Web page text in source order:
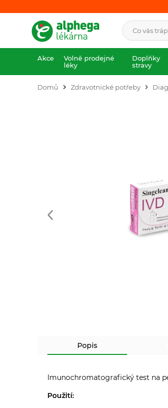
Akce
Volně prodejné
léky
Doplňky
stravy
Domů Zdravotnické potřeby
Popis
Imunochromatografický test na
Použití: